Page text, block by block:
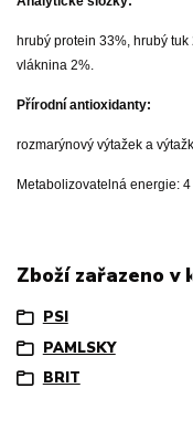
hrubý protein 33%, hrubý
vláknina 2%.
Přírodní antioxidanty:
rozmarýnový výtažek a
Metabolizovatelná energie: 4
Zboží zařazeno v
PSI
PAMLSKY
BRIT